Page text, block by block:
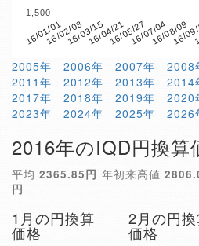
16/01/0116/02/0816/03/1516/04/2116/05/2716/07/0416/08/09
16/
1,500
2005年 2006年 2007年 2008
2011年
2012年 2013年 2014
2017年
2018年 2019年 2020
2023年
2024年 2025年 2026
2016年のIQD円換算
平均 2365.85円 年初来高値
円
1月の円換算
価格
2月の円
価格